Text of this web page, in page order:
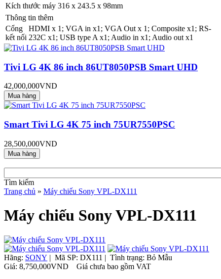
Kích thước máy 316 x 243.5 x 98mm
Thông tin thêm
Cổng
kết nối
HDMI x 1; VGA in x1; VGA Out x 1; Composite x1; RS-
232C x1; USB type A x1; Audio in x1; Audio out x1
Tivi LG 4K 86 inch 86UT8050PSB Smart UHD
42,000,000VND
Smart Tivi LG 4K 75 inch 75UR7550PSC
28,500,000VND
Tìm kiếm
Trang chủ » Máy chiếu Sony VPL-DX111
Máy chiếu Sony VPL-DX111
Hãng: SONY | Mã SP: DX111 | Tình trạng: Bỏ Mẫu
Giá: 8,750,000VND Giá chưa bao gồm VAT